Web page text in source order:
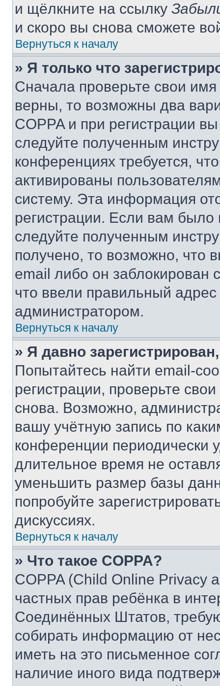
и щёлкните на ссылку
и скоро вы снова сможете
Вернуться к началу
» Я только что
Сначала проверьте свои
верны, то возможны два
COPPA и при регистрации
следуйте полученным
конференциях требуется,
активированы
систему. Эта информация
регистрации. Если вам
следуйте полученным
получено, то возможно, что
email либо он
что ввели правильный адрес
администратором.
Вернуться к началу
» Я давно
Попытайтесь найти email-
регистрации, проверьте
снова. Возможно,
вашу учётную запись по
конференции периодически
длительное время не
уменьшить размер базы
попробуйте
дискуссиях.
Вернуться к началу
» Что такое COPPA?
COPPA (Child Online Privacy
частных прав ребёнка в
Соединённых Штатов,
собирать информацию от
иметь на это письменное
наличие иного вида